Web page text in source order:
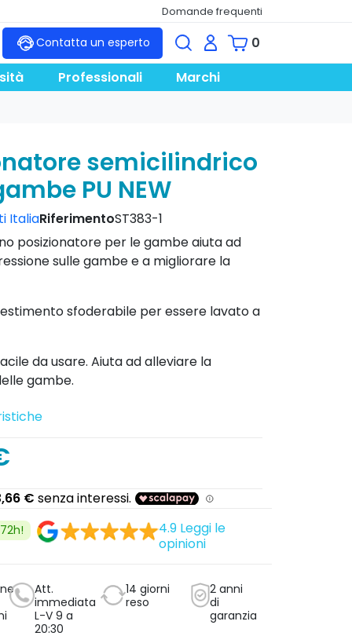
Domande frequenti
Contatta un esperto
0
Professionali Marchi
semicilindrico
PU NEW
ItaliaRiferimentoST383-1
posizionatore per le gambe aiuta ad
sulle gambe e a migliorare la
sfoderabile per essere lavato a
da usare. Aiuta ad alleviare la
gambe.
4.9 Leggi le
opinioni
Att.
immediata
L-V 9 a
20:30
14 giorni
reso
2 anni
di
garanzia